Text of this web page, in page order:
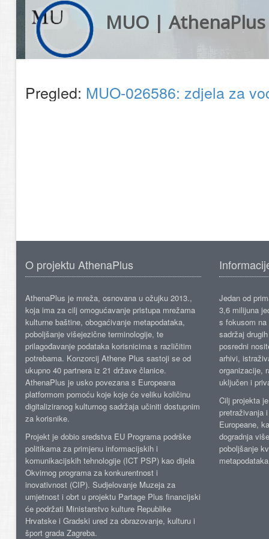
MUO | AthenaPlus
Pregled: MUO-026586: zdjela za
O projektu AthenaPlus
AthenaPlus je mreža, osnovana u ožujku 2013.,
koja ima za cilj omogućavanje pristupa mrežama
kulturne baštine, obogaćivanje metapodataka,
poboljšanje višejezične terminologije, te
prilagođavanje podataka korisnicima s različitim
potrebama. Konzorcij Athene Plus sastoji se od
ukupno 40 partnera iz 21 države članice.
AthenaPlus je usko povezana s Europeana
platformom pomoću koje koje će veliku količinu
digitaliziranog kulturnog sadržaja učiniti dostupnim
za korisnike.
Projekt je dobio sredstva EU Programa podrške
politikama za primjenu informacijskih i
komunikacijskih tehnologije (ICT PSP) kao dijela
Okvirnog programa za konkurentnost i
inovativnost (CIP). Sudjelovanje Muzeja za
umjetnost i obrt u projektu Partage Plus financijski
će podržati Ministarstvo kulture Republike
Hrvatske i Gradski ured za obrazovanje, kulturu i
šport grada Zagreba.
Jedan od
3,6 milijuna
s fokusom
sadržaj
posredni
arhivi,
organizacije,
uključen i
Cilj projekta
pretraživanja
Europeane,
dogradnja
poboljšanje